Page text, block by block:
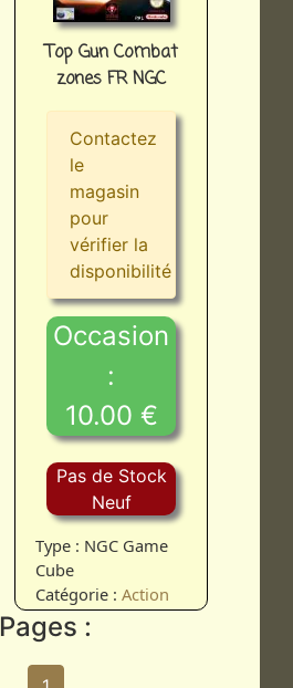
Top Gun Combat
zones FR NGC
Contactez
le
magasin
pour
vérifier la
disponibilité
Occasion
:
10.00 €
Pas de Stock
Neuf
Type : NGC Game
Cube
Catégorie :Action
Pages :